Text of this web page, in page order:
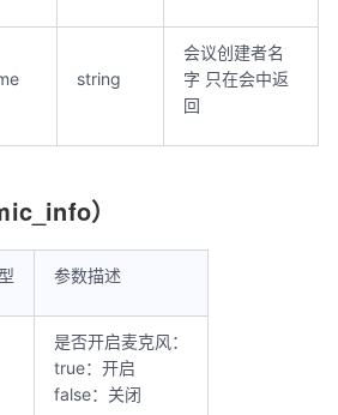
string
会议创建者名
字 只在会中返
回
）
参数描述
是否开启麦克风：
true：开启
false：关闭